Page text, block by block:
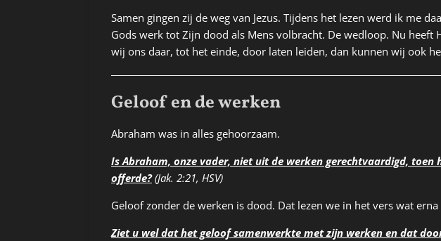
Samen gingen zij de weg van Jezus. Tijdens het lezen werd ik me
Gods werk tot Zijn dood als Mens volbracht. De wedloop. Nu heeft
wij ons daar, tot het einde, door laten leiden, dan kunnen wij ook
Geloof en de werken
Abraham was in alles gehoorzaam.
Is Abraham, onze vader, niet uit de werken gerechtvaardigd,
offerde?(Jak. 2:21, HSV)
Geloof zonder de werken is dood. Dat lezen we in het vers wat
Ziet u wel dat het geloof samenwerkte met zijn werken en dat